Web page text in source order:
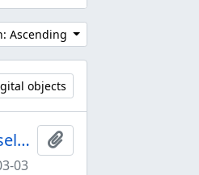
Ascending
objects
Ata da 1ª sessão extraordinária do Conselho Universitário, do Conselho de Administração e Desenvolvimento e do Conselho de Ensino, Pesquisa e Extensão Universitária da Unesp de 03/03/2021
Add to clipboard
03